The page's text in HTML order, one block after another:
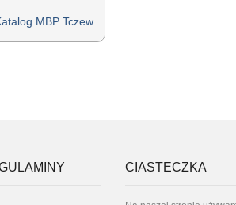
MBP Tczew
CIASTECZKA